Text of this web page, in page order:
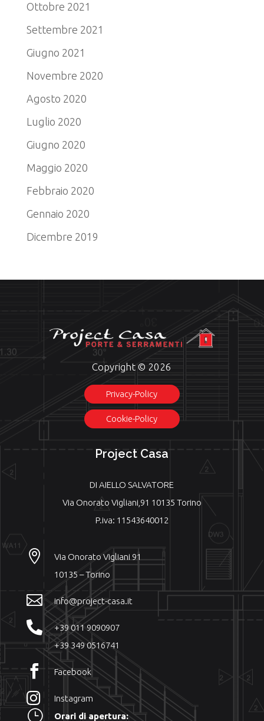
Ottobre 2021
Settembre 2021
Giugno 2021
Novembre 2020
Agosto 2020
Luglio 2020
Giugno 2020
Maggio 2020
Febbraio 2020
Gennaio 2020
Dicembre 2019
Copyright © 2026
Privacy-Policy
Cookie-Policy
Project Casa
DI AIELLO SALVATORE
Via Onorato Vigliani,91 10135 Torino
P.iva: 11543640012

Via Onorato Vigliani 91
10135 – Torino
 info@project-casa.it

+39 011 9090907
+39 349 0516741
 Facebook
 Instagram
} Orari di apertura: